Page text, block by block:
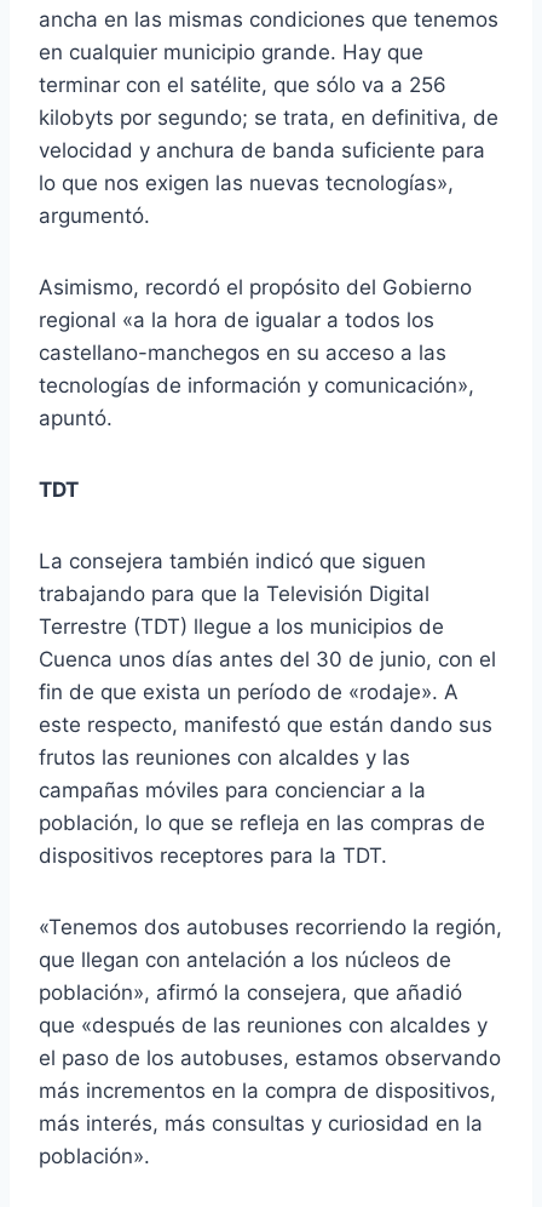
ancha en las mismas condiciones que tenemos
en cualquier municipio grande. Hay que
terminar con el satélite, que sólo va a 256
kilobyts por segundo; se trata, en definitiva, de
velocidad y anchura de banda suficiente para
lo que nos exigen las nuevas tecnologías»,
argumentó.
Asimismo, recordó el propósito del Gobierno
regional «a la hora de igualar a todos los
castellano-manchegos en su acceso a las
tecnologías de información y comunicación»,
apuntó.
TDT
La consejera también indicó que siguen
trabajando para que la Televisión Digital
Terrestre (TDT) llegue a los municipios de
Cuenca unos días antes del 30 de junio, con el
fin de que exista un período de «rodaje». A
este respecto, manifestó que están dando sus
frutos las reuniones con alcaldes y las
campañas móviles para concienciar a la
población, lo que se refleja en las compras de
dispositivos receptores para la TDT.
«Tenemos dos autobuses recorriendo la región,
que llegan con antelación a los núcleos de
población», afirmó la consejera, que añadió
que «después de las reuniones con alcaldes y
el paso de los autobuses, estamos observando
más incrementos en la compra de dispositivos,
más interés, más consultas y curiosidad en la
población».